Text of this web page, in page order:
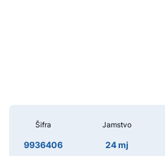
Šifra
9936406
Jamstvo
24 mj